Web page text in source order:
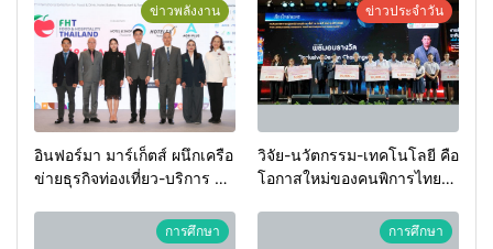
ข่าวพลังงาน
อินฟอร์มา มาร์เก็ตส์ ผนึกเครือ
ข่ายธุรกิจท่องเที่ยว-บริการ จัด
2026 เชื่อม 4 งานใหญ่ สร้าง
ข่าวประจำวัน
วิจัย-นวัตกรรม-เทคโนโลยี คือ
โอกาสใหม่ของคนพิการไทย
การศึกษา การศึกษา